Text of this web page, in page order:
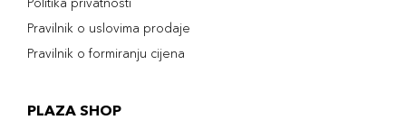
Pravilnik o uslovima prodaje
Pravilnik o formiranju cijena
PLAZA SHOP